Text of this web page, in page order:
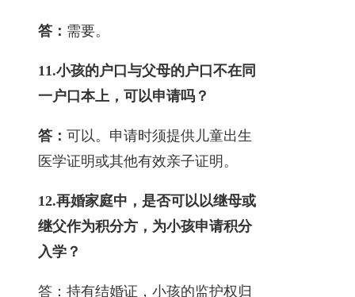
答： 需要。
11.小孩的户口与父母的户口不在同
一户口本上，可以申请吗？
答： 可以。申请时须提供儿童出生
医学证明或其他有效亲子证明。
12.再婚家庭中，是否可以以继母或
继父作为积分方，为小孩申请积分
入学？
答：持有结婚证，小孩的监护权归